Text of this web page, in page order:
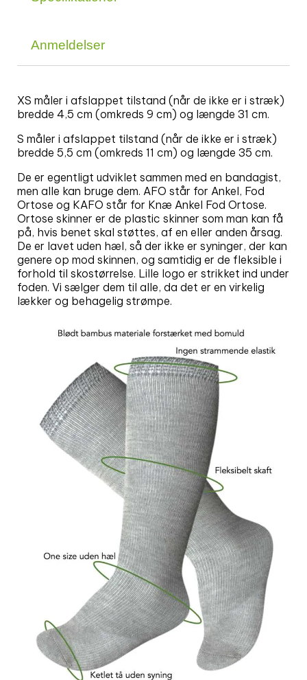
Anmeldelser
XS måler i afslappet tilstand (når de ikke er i stræk)
bredde 4,5 cm (omkreds 9 cm) og længde 31 cm.
S måler i afslappet tilstand (når de ikke er i stræk)
bredde 5,5 cm (omkreds 11 cm) og længde 35 cm.
De er egentligt udviklet sammen med en bandagist,
men alle kan bruge dem. AFO står for Ankel, Fod
Ortose og KAFO står for Knæ Ankel Fod Ortose.
Ortose skinner er de plastic skinner som man kan få
på, hvis benet skal støttes, af en eller anden årsag.
De er lavet uden hæl, så der ikke er syninger, der kan
genere op mod skinnen, og samtidig er de fleksible i
forhold til skostørrelse. Lille logo er strikket ind under
foden. Vi sælger dem til alle, da det er en virkelig
lækker og behagelig strømpe.